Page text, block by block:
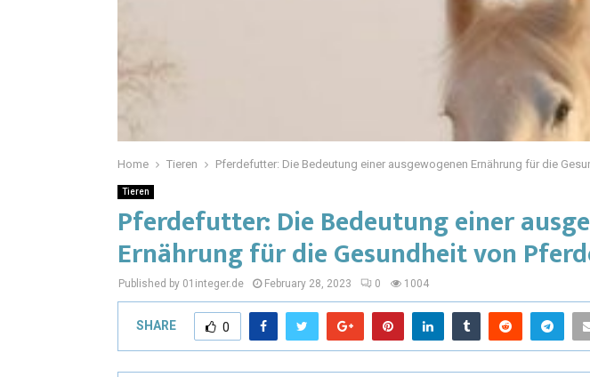
Home Tieren Pferdefutter: Die Bedeutung einer ausgewogenen Ernährung für die
Tieren
Pferdefutter: Die Bedeutung einer
Ernährung für die Gesundheit von
Published by 01integer.de February 28, 2023 0 1004
SHARE 0